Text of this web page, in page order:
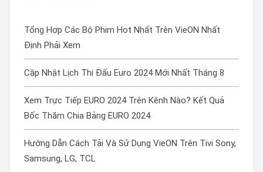
Tổng Hợp Các Bộ Phim Hot Nhất Trên VieON Nhất
Định Phải Xem
Cập Nhật Lịch Thi Đấu Euro 2024 Mới Nhất Tháng 8
Xem Trực Tiếp EURO 2024 Trên Kênh Nào? Kết Quả
Bốc Thăm Chia Bảng EURO 2024
Hướng Dẫn Cách Tải Và Sử Dụng VieON Trên Tivi Sony,
Samsung, LG, TCL